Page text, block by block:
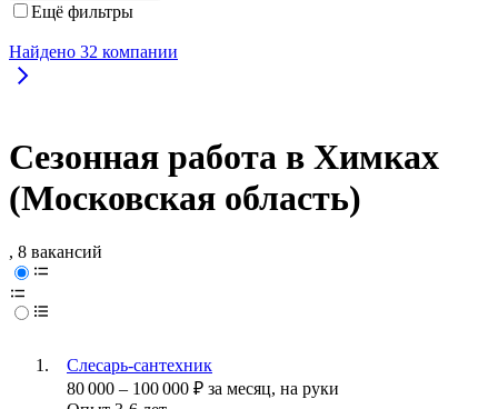
Ещё фильтры
Найдено 32 компании
Сезонная работа в Химках
(Московская область)
, 8 вакансий
Слесарь-сантехник
80 000 – 100 000 ₽ за месяц, на руки